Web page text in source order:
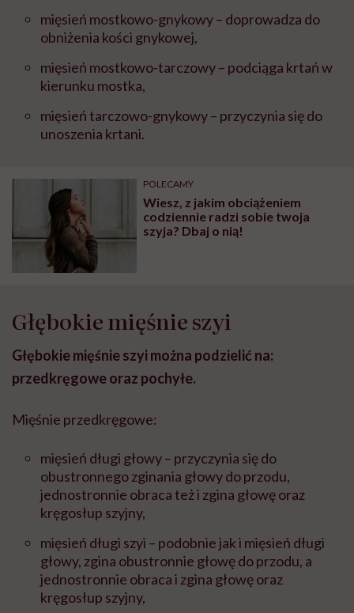
mięsień mostkowo-gnykowy – doprowadza do
obniżenia kości gnykowej,
mięsień mostkowo-tarczowy – podciąga krtań w
kierunku mostka,
mięsień tarczowo-gnykowy – przyczynia się do
unoszenia krtani.
POLECAMY
Wiesz, z jakim obciążeniem
codziennie radzi sobie twoja
szyja? Dbaj o nią!
Głębokie mięśnie szyi
Głębokie mięśnie szyi można podzielić na:
przedkręgowe oraz pochyłe.
Mięśnie przedkręgowe:
mięsień długi głowy – przyczynia się do
obustronnego zginania głowy do przodu,
jednostronnie obraca też i zgina głowę oraz
kręgosłup szyjny,
mięsień długi szyi – podobnie jak i mięsień długi
głowy, zgina obustronnie głowę do przodu, a
jednostronnie obraca i zgina głowę oraz
kręgosłup szyjny,